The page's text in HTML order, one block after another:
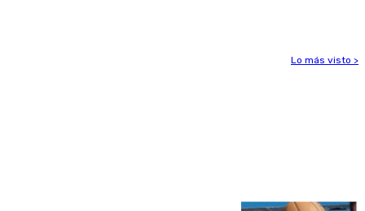
Lo más visto >